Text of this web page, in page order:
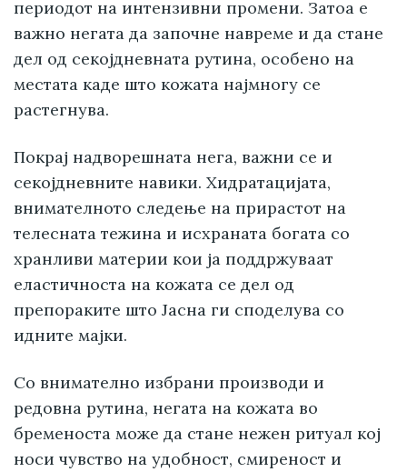
периодот на интензивни промени. Затоа е
важно негата да започне навреме и да стане
дел од секојдневната рутина, особено на
местата каде што кожата најмногу се
растегнува.
Покрај надворешната нега, важни се и
секојдневните навики. Хидратацијата,
внимателното следење на прирастот на
телесната тежина и исхраната богата со
хранливи материи кои ја поддржуваат
еластичноста на кожата се дел од
препораките што Јасна ги споделува со
идните мајки.
Со внимателно избрани производи и
редовна рутина, негата на кожата во
бременоста може да стане нежен ритуал кој
носи чувство на удобност, смиреност и